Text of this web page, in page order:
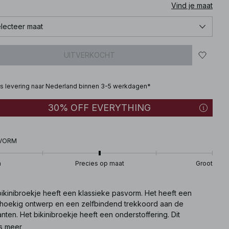
Vind je maat
maat
UITVERKOCHT
levering naar Nederland binnen 3-5 werkdagen*
30% OFF EVERYTHING
Precies op maat Groot
heeft een klassieke pasvorm. Het heeft een
ontwerp en een zelfbindend trekkoord aan de
Het bikinibroekje heeft een onderstoffering. Dit
komt in roze.
meer